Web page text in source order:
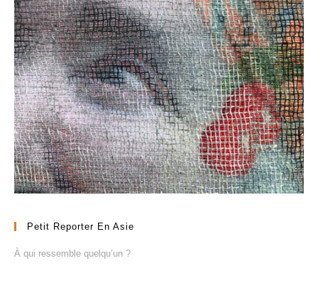
Petit Reporter En Asie
À qui ressemble quelqu’un ?